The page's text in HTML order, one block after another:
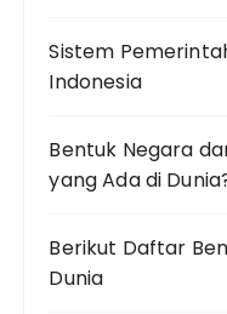
Sistem
Indonesia
Bentuk Negara
yang Ada di
Berikut Daftar
Dunia